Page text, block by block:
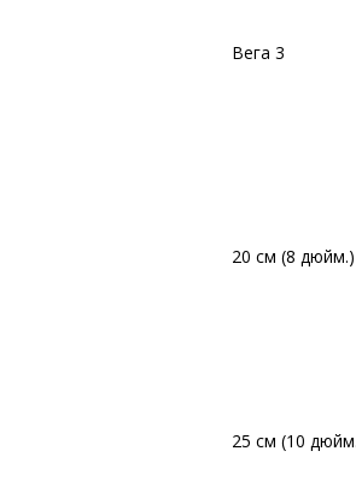
Вега 3
20 см (8
25 см (10